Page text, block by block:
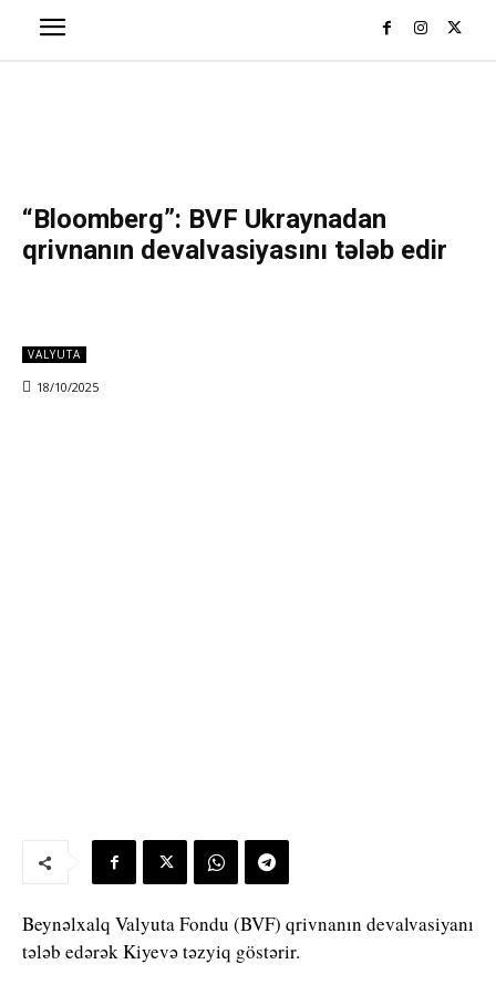
“Bloomberg”: BVF Ukraynadan
qrivnanın devalvasiyasını tələb edir
VALYUTA
18/10/2025
Beynəlxalq Valyuta Fondu (BVF) qrivnanın devalvasiyanı
tələb edərək Kiyevə təzyiq göstərir.